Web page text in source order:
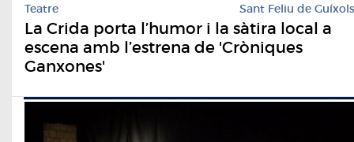
Teatre Sant Feliu de Guíxols
La Crida porta l’humor i la sàtira local a
escena amb l’estrena de 'Cròniques
Ganxones'